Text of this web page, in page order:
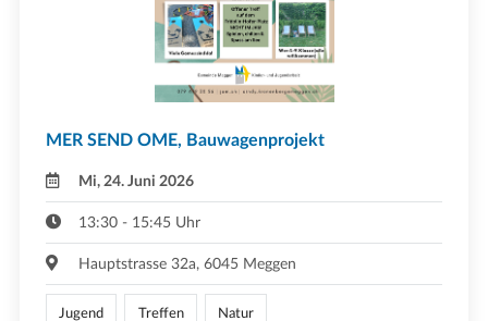
MER SEND OME, Bauwagenprojekt
Mi, 24. Juni 2026
13:30 - 15:45 Uhr
Hauptstrasse 32a, 6045 Meggen
Jugend Treffen Natur